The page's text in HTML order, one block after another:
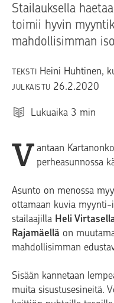
Stailauksella
toimii hyvin
mahdollisimman
TEKSTI Heini Huhtinen,
JULKAISTU 26.2.2020
Lukuaika 3 min
V antaan
perheasunnossa
Asunto on menossa
ottamaan kuvia
stailaajilla Heli
Rajamäellä on
mahdollisimman
Sisään kannetaan
muita sisustusesineitä.